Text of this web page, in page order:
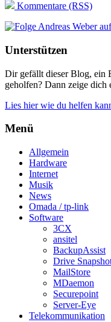
Kommentare (RSS)
Unterstützen
Dir gefällt dieser Blog, ein
geholfen? Dann zeige dich
Lies hier wie du helfen
Menü
Allgemein
Hardware
Internet
Musik
News
Omada / tp-link
Software
3CX
ansitel
BackupAssist
Drive
MailStore
MDaemon
Securepoint
Server-Eye
Telekommunikation